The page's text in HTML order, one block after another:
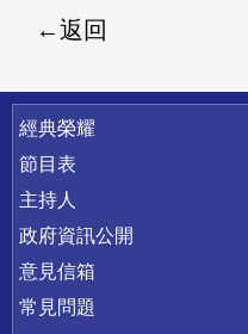
返回
快速連結
經典榮耀
節目表
主持人
政府資訊公開
意見信箱
常見問題